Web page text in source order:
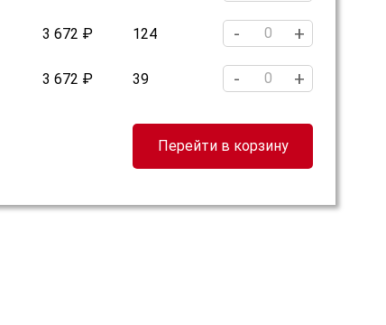
3 672 ₽ 124 - +
3 672 ₽ 39 - +
Перейти в корзину